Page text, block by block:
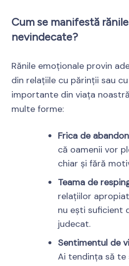
Cum se manifestă
nevindecate?
Rănile emoționale provin
din relațiile cu părinții sau
importante din viața
multe forme:
Frica de abandon
că oamenii vor
chiar și fără
Teama de
relațiilor
nu ești suficient
judecat.
Sentimentul de
Ai tendința să te